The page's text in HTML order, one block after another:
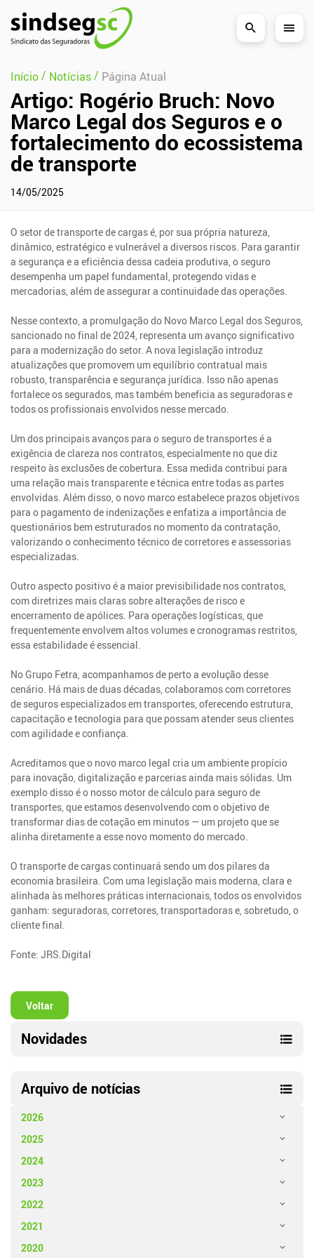
Pular Navegação (s)
Início/ Notícias/ Página Atual
Artigo: Rogério Bruch: Novo
Marco Legal dos Seguros e o
fortalecimento do ecossistema
de transporte
14/05/2025
O setor de transporte de cargas é, por sua própria natureza,
dinâmico, estratégico e vulnerável a diversos riscos. Para garantir
a segurança e a eficiência dessa cadeia produtiva, o seguro
desempenha um papel fundamental, protegendo vidas e
mercadorias, além de assegurar a continuidade das operações.
Nesse contexto, a promulgação do Novo Marco Legal dos Seguros,
sancionado no final de 2024, representa um avanço significativo
para a modernização do setor. A nova legislação introduz
atualizações que promovem um equilíbrio contratual mais
robusto, transparência e segurança jurídica. Isso não apenas
fortalece os segurados, mas também beneficia as seguradoras e
todos os profissionais envolvidos nesse mercado.
Um dos principais avanços para o seguro de transportes é a
exigência de clareza nos contratos, especialmente no que diz
respeito às exclusões de cobertura. Essa medida contribui para
uma relação mais transparente e técnica entre todas as partes
envolvidas. Além disso, o novo marco estabelece prazos objetivos
para o pagamento de indenizações e enfatiza a importância de
questionários bem estruturados no momento da contratação,
valorizando o conhecimento técnico de corretores e assessorias
especializadas.
Outro aspecto positivo é a maior previsibilidade nos contratos,
com diretrizes mais claras sobre alterações de risco e
encerramento de apólices. Para operações logísticas, que
frequentemente envolvem altos volumes e cronogramas restritos,
essa estabilidade é essencial.
No Grupo Fetra, acompanhamos de perto a evolução desse
cenário. Há mais de duas décadas, colaboramos com corretores
de seguros especializados em transportes, oferecendo estrutura,
capacitação e tecnologia para que possam atender seus clientes
com agilidade e confiança.
Acreditamos que o novo marco legal cria um ambiente propício
para inovação, digitalização e parcerias ainda mais sólidas. Um
exemplo disso é o nosso motor de cálculo para seguro de
transportes, que estamos desenvolvendo com o objetivo de
transformar dias de cotação em minutos — um projeto que se
alinha diretamente a esse novo momento do mercado.
O transporte de cargas continuará sendo um dos pilares da
economia brasileira. Com uma legislação mais moderna, clara e
alinhada às melhores práticas internacionais, todos os envolvidos
ganham: seguradoras, corretores, transportadoras e, sobretudo, o
cliente final.
Fonte: JRS.Digital
Voltar
Novidades
Arquivo de notícias
2026
2025
2024
2023
2022
2021
2020